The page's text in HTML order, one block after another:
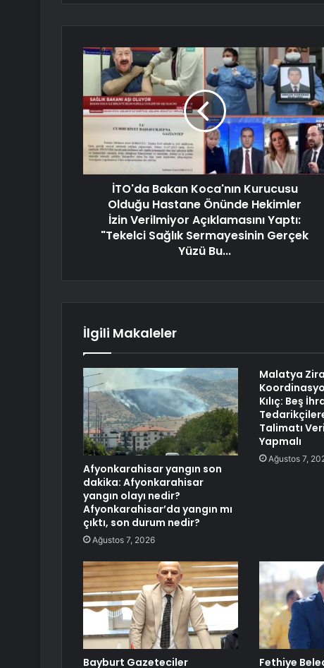
İTO'da Bakan Koca'nın Kurucusu
Olduğu Hastane Önünde Hekimler
İzin Verilmiyor Açıklamasını Yaptı:
"Tekelci Sağlık Sermayesinin Gerçek
Yüzü Bu...
İlgili Makaleler
Afyonkarahisar yangın son
dakika: Afyonkarahisar
yangın olayı nedir?
Afyonkarahisar’da yangın mı
çıktı, son durum nedir?
Ağustos 7, 2026
Malatya
Kılıç: Beş
Tedarikçilere
Talimatı
Yapmalı
Ağustos 7,
Bayburt Gazeteciler
Fethiye